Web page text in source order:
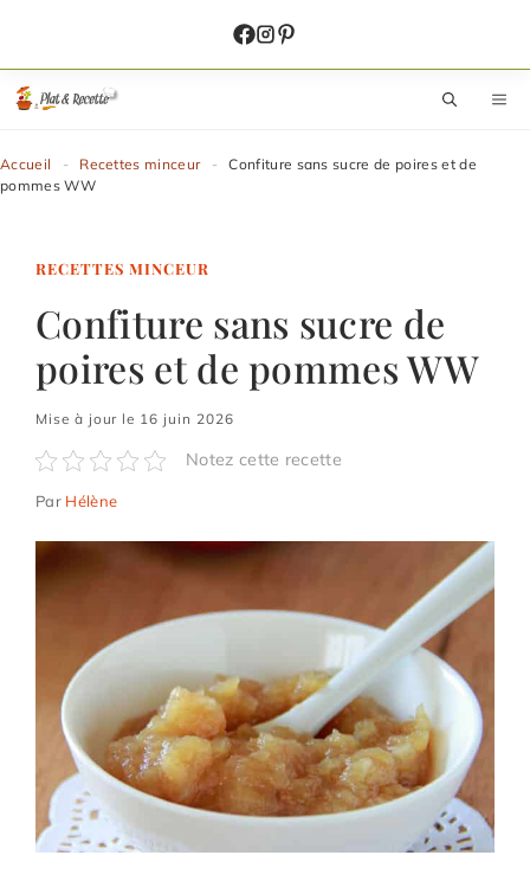
contenu
Accueil - Recettes minceur -
Confiture sans sucre de poires et de
pommes WW
RECETTES MINCEUR
Confiture sans sucre de
poires et de pommes WW
Mise à jour le 16 juin 2026
Notez cette recette
Par Hélène